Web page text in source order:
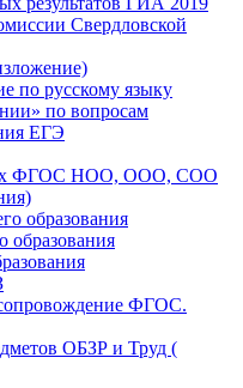
Свердловской
по русскому языку
по вопросам
ЕГЭ
ФГОС НОО, ООО, СОО
образования
образования
ФГОС.
ОБЗР и Труд (